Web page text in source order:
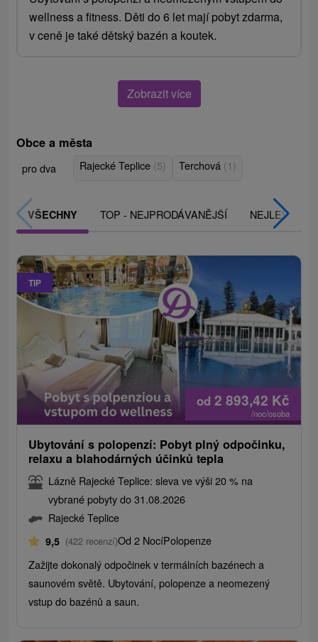
wellness a fitness. Děti do 6 let mají pobyt zdarma,
v ceně je také dětský bazén a koutek.
Zobrazit více
Obce a města
pro dva Rajecké Teplice (5) Terchová (1)
VŠECHNY TOP - NEJPRODÁVANĚJŠÍ NEJLEVNĚJŠÍ
TIP
od 2 893,42 Kč
/noc/osoba
Ubytování s polopenzí: Pobyt plný odpočinku,
relaxu a blahodárných účinků tepla
Lázně Rajecké Teplice: sleva ve výši 20 % na
vybrané pobyty do 31.08.2026
Rajecké Teplice
9,5 (422 recenzí)Od 2 NocíPolopenze
Zažijte dokonalý odpočinek v termálních bazénech a
saunovém světě. Ubytování, polopenze a neomezený
vstup do bazénů a saun.